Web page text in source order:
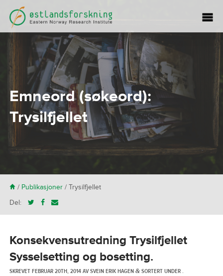
Emneord (søkeord):
Trysilfjellet
H/ Publikasjoner/ Trysilfjellet
Del:
Konsekvensutredning Trysilfjellet
Sysselsetting og bosetting.
SKREVETFEBRUAR 20TH, 2014AVSVEIN ERIK HAGEN &SORTERT UNDER .